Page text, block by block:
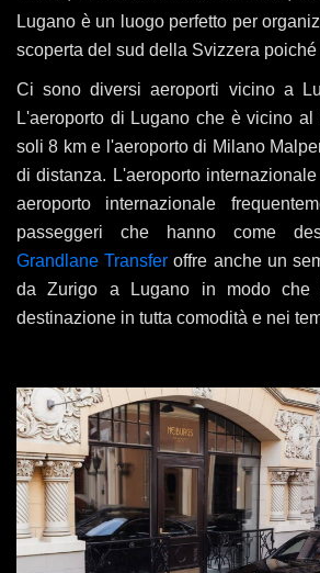
Lugano è un luogo perfetto per
scoperta del sud della Svizzera
Ci sono diversi aeroporti vicino a
L'aeroporto di Lugano che è vicino
soli 8 km e l'aeroporto di Milano
di distanza. L'aeroporto
aeroporto internazionale
passeggeri che hanno come
Grandlane Transfer offre anche un
da Zurigo a Lugano in modo
destinazione in tutta comodità e nei